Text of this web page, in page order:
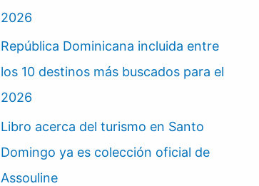
2026
República Dominicana incluida entre
los 10 destinos más buscados para el
2026
Libro acerca del turismo en Santo
Domingo ya es colección oficial de
Assouline